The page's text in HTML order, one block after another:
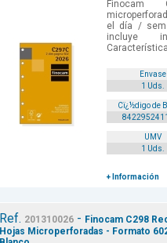
Finocam
el día /
incluye
Envase
1 Uds.
Cï¿½digo de
UMV
1 Uds.
+ Información
Ref. 201310026- Finocam C298
Hojas Microperforadas - Formato